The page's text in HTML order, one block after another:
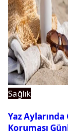
Sağlık
Yaz Aylarında
Koruması